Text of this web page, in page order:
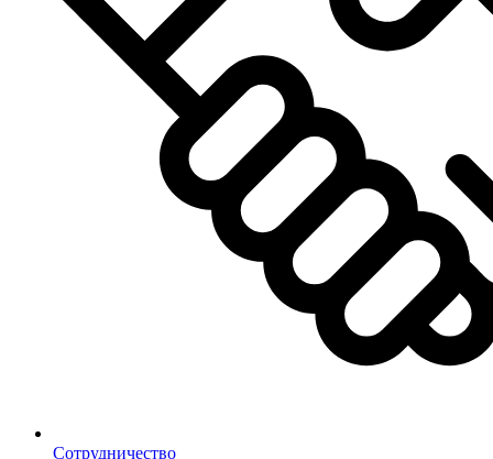
Сотрудничество